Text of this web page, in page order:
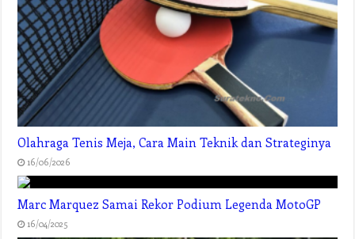
Olahraga Tenis Meja, Cara Main Teknik dan Strateginya
16/06/2026
Marc Marquez Samai Rekor Podium Legenda MotoGP
16/04/2025